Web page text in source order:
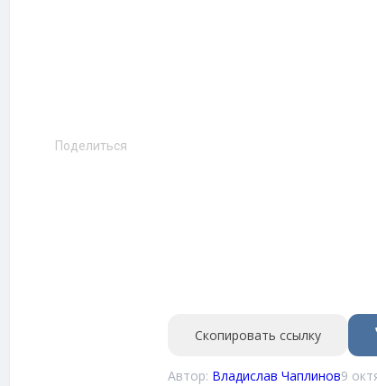
Поделиться
Скопировать ссылку
Автор: Владислав Чаплинов9